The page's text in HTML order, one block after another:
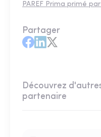
PAREF Prima primé
Partager
Découvrez
partenaire